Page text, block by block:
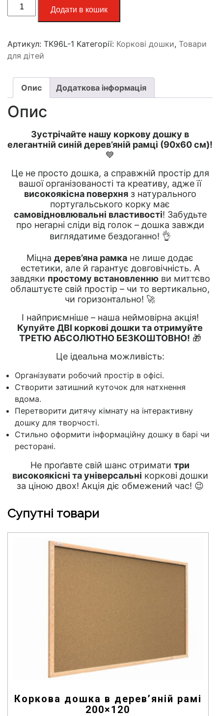
Додати в кошик
Артикул: TK96L-1 Категорії: Коркові дошки, Товари
для дітей
Опис Додаткова інформація
Опис
Зустрічайте нашу коркову дошку в
елегантній синій дерев’яній рамці (90х60 см)!
💙
Це не просто дошка, а справжній простір для
вашої організованості та креативу, адже її
високоякісна поверхняз натурального
португальського корку має
самовідновлювальні властивості! Забудьте
про негарні сліди від голок – дошка завжди
виглядатиме бездоганно! 👌
Міцна дерев’яна рамка не лише додає
естетики, але й гарантує довговічність. А
завдяки простому встановленню ви миттєво
облаштуєте свій простір – чи то вертикально,
чи горизонтально! 🚀
І найприємніше – наша неймовірна акція!
Купуйте ДВІ коркові дошки та отримуйте
ТРЕТЮ АБСОЛЮТНО БЕЗКОШТОВНО! 🎁
Це ідеальна можливість:
Організувати робочий простір в офісі.
Створити затишний куточок для натхнення
вдома.
Перетворити дитячу кімнату на інтерактивну
дошку для творчості.
Стильно оформити інформаційну дошку в барі чи
ресторані.
Не проґавте свій шанс отримати три
високоякісні та універсальні коркові дошки
за ціною двох! Акція діє обмежений час! 😉
Супутні товари
Коркова дошка в дерев’яній рамі
200×120